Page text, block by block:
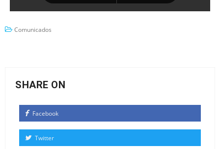
Comunicados
SHARE ON
Facebook
Twitter